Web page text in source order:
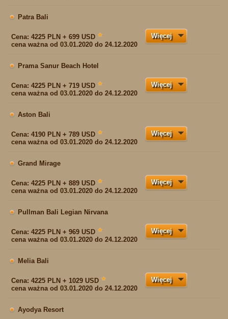
Patra Bali
Cena: 4225 PLN + 699 USD ★
cena ważna od 03.01.2020 do 24.12.2020
Więcej
Prama Sanur Beach Hotel
Cena: 4225 PLN + 719 USD ★
cena ważna od 03.01.2020 do 24.12.2020
Więcej
Aston Bali
Cena: 4190 PLN + 789 USD ★
cena ważna od 03.01.2020 do 24.12.2020
Więcej
Grand Mirage
Cena: 4225 PLN + 889 USD ★
cena ważna od 03.01.2020 do 24.12.2020
Więcej
Pullman Bali Legian Nirvana
Cena: 4225 PLN + 969 USD ★
cena ważna od 03.01.2020 do 24.12.2020
Więcej
Melia Bali
Cena: 4225 PLN + 1029 USD ★
cena ważna od 03.01.2020 do 24.12.2020
Więcej
Ayodya Resort